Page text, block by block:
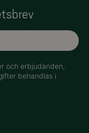
och erbjudanden,
behandlas i